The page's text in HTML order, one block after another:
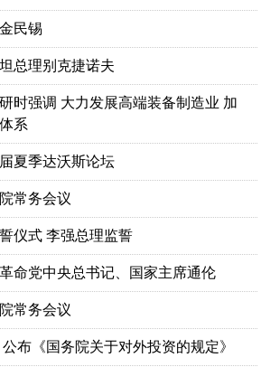
民锡
总理别克捷诺夫
时强调 大力发展高端装备制造业 加
系
夏季达沃斯论坛
常务会议
仪式 李强总理监誓
命党中央总书记、国家主席通伦
常务会议
布《国务院关于对外投资的规定》